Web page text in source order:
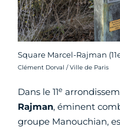
Square Marcel-Rajman
Crédit photo :
Clément Dorval / Ville de Paris
Dans le 11e
Rajman, éminent
groupe Manouchian,